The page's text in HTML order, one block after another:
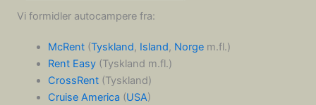
Vi formidler autocampere fra:
McRent(Tyskland, Island, Norgem.fl.)
Rent Easy(Tyskland m.fl.)
CrossRent(Tyskland)
Cruise America (USA)